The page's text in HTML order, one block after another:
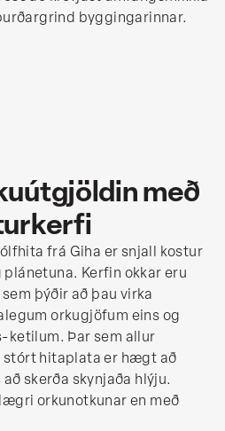
byggingarinnar.
með
frá Giha er snjall kostur
Kerfin okkar eru
þýðir að þau virka
orkugjöfum eins og
Þar sem allur
hitaplata er hægt að
skerða skynjaða hlýju.
orkunotkunar en með